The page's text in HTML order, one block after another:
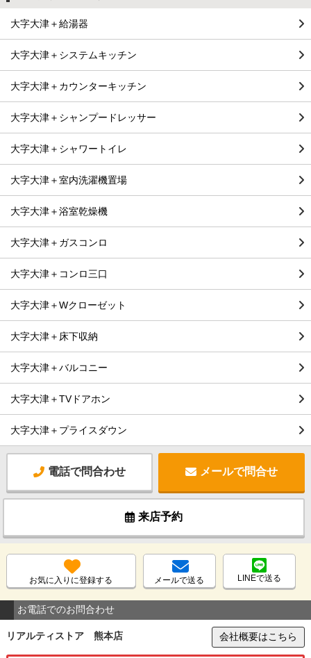
大字大津＋給湯器
大字大津＋システムキッチン
大字大津＋カウンターキッチン
大字大津＋シャンプードレッサー
大字大津＋シャワートイレ
大字大津＋室内洗濯機置場
大字大津＋浴室乾燥機
大字大津＋ガスコンロ
大字大津＋コンロ三口
大字大津＋Wクローゼット
大字大津＋床下収納
大字大津＋バルコニー
大字大津＋TVドアホン
大字大津＋プライスダウン
電話で問合わせ メールで問合せ
来店予約
お気に入りに登録する メールで送る LINEで送る
お電話でのお問合わせ
リアルティストア 熊本店 会社概要はこちら